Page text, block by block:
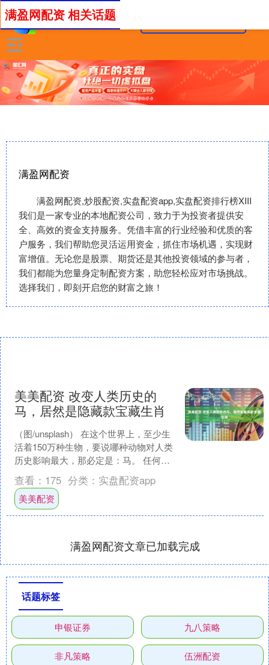
满盈网配资
满盈网配资,炒股配资,实盘配资app,实盘配资排行榜XIII‌
我们是一家专业的本地配资公司，致力于为投资者提供安
全、高效的资金支持服务。凭借丰富的行业经验和优质的客
户服务，我们帮助您灵活运用资金，抓住市场机遇，实现财
富增值。无论您是股票、期货还是其他投资领域的参与者，
我们都能为您量身定制配资方案，助您轻松应对市场挑战。
选择我们，即刻开启您的财富之旅！
满盈网配资 相关话题
美美配资 改变人类历史的
马，居然是隐藏款宝藏生肖
（图/unsplash） 在这个世界上，至少生
活着150万种生物，要说哪种动物对人类
历史影响最大，那必定是：马。 任何一
个社会在向前发展的进程中，都离不开
对生物....
查看： 175 分类： 实盘配资app
美美配资
满盈网配资文章已加载完成
话题标签
申银证券 九八策略
非凡策略 伍洲配资